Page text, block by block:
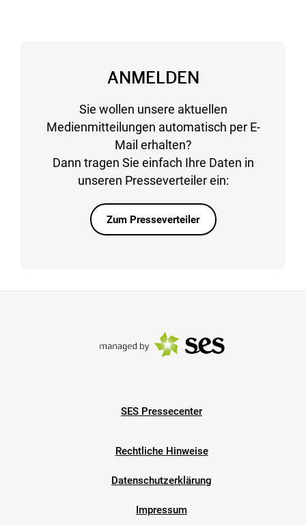
ANMELDEN
Sie wollen unsere aktuellen
Medienmitteilungen automatisch per E-
Mail erhalten?
Dann tragen Sie einfach Ihre Daten in
unseren Presseverteiler ein:
Zum Presseverteiler
SES Pressecenter
Rechtliche Hinweise
Datenschutzerklärung
Impressum